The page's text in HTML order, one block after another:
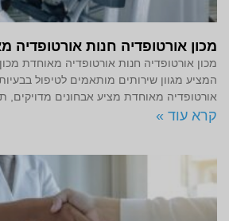
מכון אורטופדיה חנות אורטופדיה
מכון אורטופדיה חנות אורטופדיה מאוחדת
המציע מגוון שירותים מותאמים לטיפול
אורטופדיה מאוחדת מציע אבחונים מדויקים,
קרא עוד »